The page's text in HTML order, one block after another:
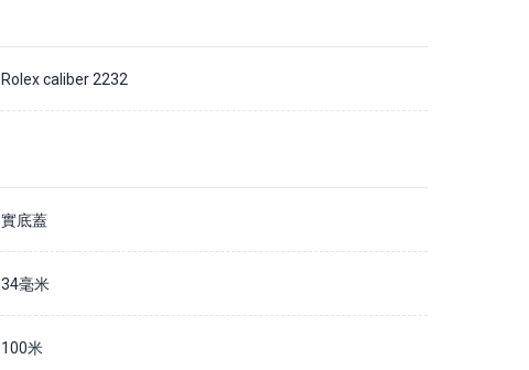
Rolex caliber 2232
實底蓋
34毫米
100米